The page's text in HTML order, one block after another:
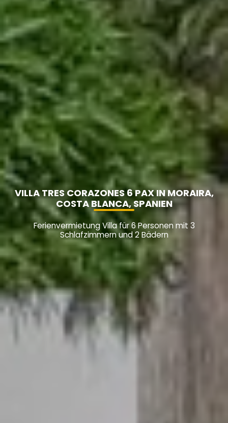
VILLA TRES CORAZONES 6 PAX IN MORAIRA,
COSTA BLANCA, SPANIEN
Ferienvermietung Villa für 6 Personen mit 3
Schlafzimmern und 2 Bädern